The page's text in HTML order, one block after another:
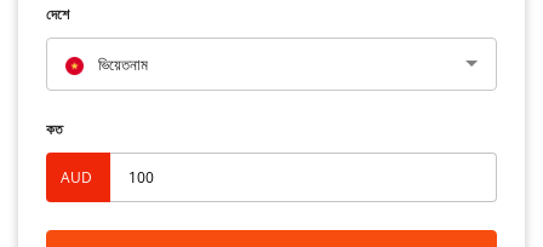
দেশে
ভিয়েতনাম
কত
AUD